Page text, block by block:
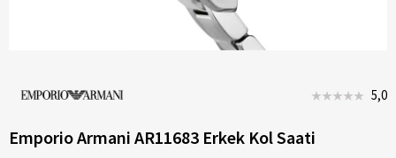
5,0
Emporio Armani AR11683 Erkek Kol Saati